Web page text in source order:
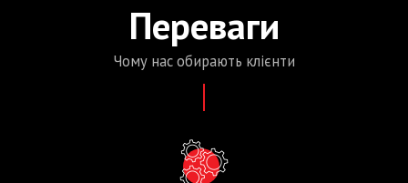
Переваги
Чому насобирають клієнти